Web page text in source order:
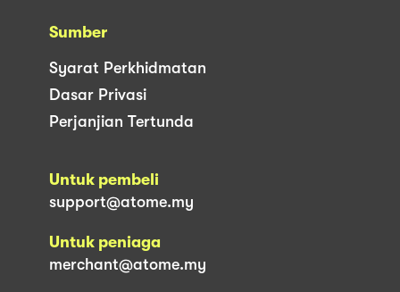
Sumber
Syarat Perkhidmatan
Dasar Privasi
Perjanjian Tertunda
Untuk pembeli
support@atome.my
Untuk peniaga
merchant@atome.my